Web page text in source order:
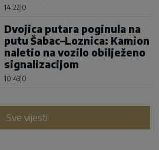
14:22 0
Dvojica putara poginula na
putu Šabac–Loznica: Kamion
naletio na vozilo obilježeno
signalizacijom
10:43 0
Sve vijesti